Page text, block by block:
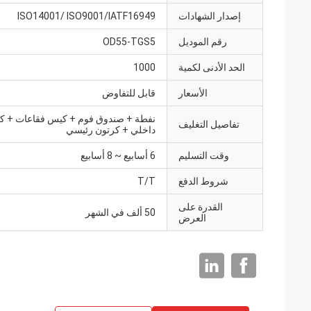
إصدار الشهادات ISO14001/ ISO9001/IATF16949
رقم الموديل OD55-TGS5
الحد الأدنى لكمية 1000
الأسعار قابل للتفاوض
تفاصيل التغليف
نفطة + صندوق فوم + كيس فقاعات +
داخلي + كرتون رئيسي
وقت التسليم 6 أسابيع ~ 8 أسابيع
شروط الدفع T/T
القدرة على
العرض
50 ألف في الشهر